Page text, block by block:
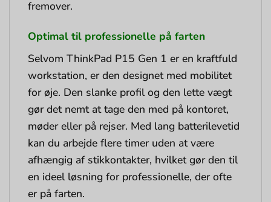
fremover.
Optimal til professionelle på farten
Selvom ThinkPad P15 Gen 1 er en kraftfuld
workstation, er den designet med mobilitet
for øje. Den slanke profil og den lette vægt
gør det nemt at tage den med på kontoret,
møder eller på rejser. Med lang batterilevetid
kan du arbejde flere timer uden at være
afhængig af stikkontakter, hvilket gør den til
en ideel løsning for professionelle, der ofte
er på farten.